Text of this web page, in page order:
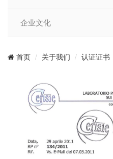
企业文化
首页 关于我们 认证证书